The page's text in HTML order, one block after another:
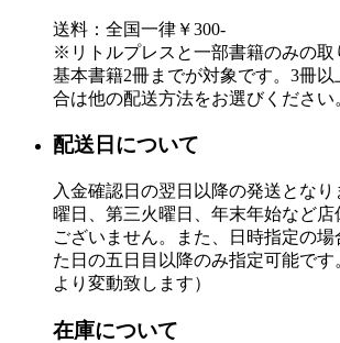
送料：全国一律￥300-
※リトルプレスと一部書籍のみの取
基本書籍2冊までが対象です。3冊
合は他の配送方法をお選びください
配送日について
入金確認日の翌日以降の発送となり
曜日、第三火曜日、年末年始など
ございません。また、日時指定の
た日の五日目以降のみ指定可能です
より変動致します）
在庫について